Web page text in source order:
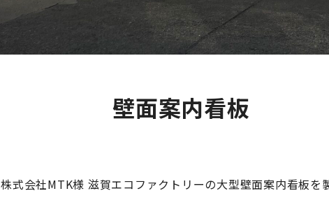
壁面案内看板
株式会社MTK様 滋賀エコファクトリーの大型壁面案内看板を